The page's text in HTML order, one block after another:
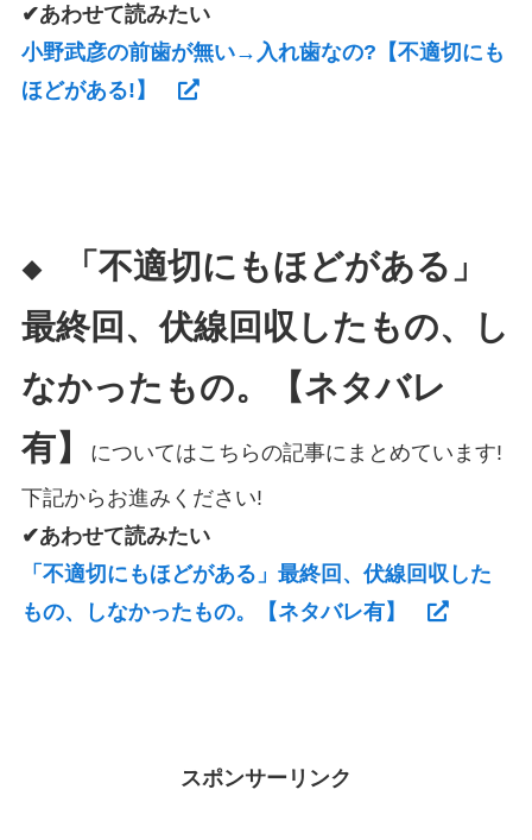
✔あわせて読みたい
小野武彦の前歯が無い→入れ歯なの?【不適切にも
ほどがある!】
◆
「不適切にもほどがある」
最終回、伏線回収したもの、し
なかったもの。【ネタバレ
有】
についてはこちらの記事にまとめています!
下記からお進みください!
✔あわせて読みたい
「不適切にもほどがある」最終回、伏線回収した
もの、しなかったもの。【ネタバレ有】
スポンサーリンク